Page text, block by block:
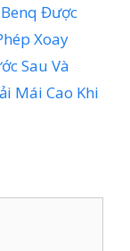
Được
Xoay
Sau Và
Mái Cao Khi